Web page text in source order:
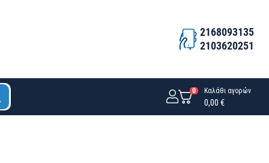
2168093135
2103620251
0 Καλάθι αγορών
0,00 €